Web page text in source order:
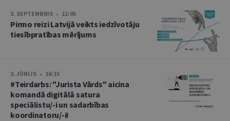
3. SEPTEMBRIS • 11:05
Pirmo reizi Latvijā veikts iedzīvotāju
tiesībpratības mērījums
3. JŪNIJS • 16:15
#Teirdarbs: "Jurista Vārds" aicina
komandā digitālā satura
speciālistu/-i un sadarbības
koordinatoru/-i!